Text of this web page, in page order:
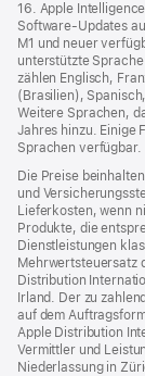
16. Apple
Software-Updates
M1 und neuer
unterstützte
zählen Englisch,
(Brasilien),
Weitere Sprachen,
Jahres hinzu. Einige
Sprachen verfügbar.
Die Preise
und
Lieferkosten, wenn
Produkte, die
Dienstleistungen
Mehrwertsteuersatz
Distribution
Irland. Der zu
auf dem
Apple Distribution
Vermittler und
Niederlassung in